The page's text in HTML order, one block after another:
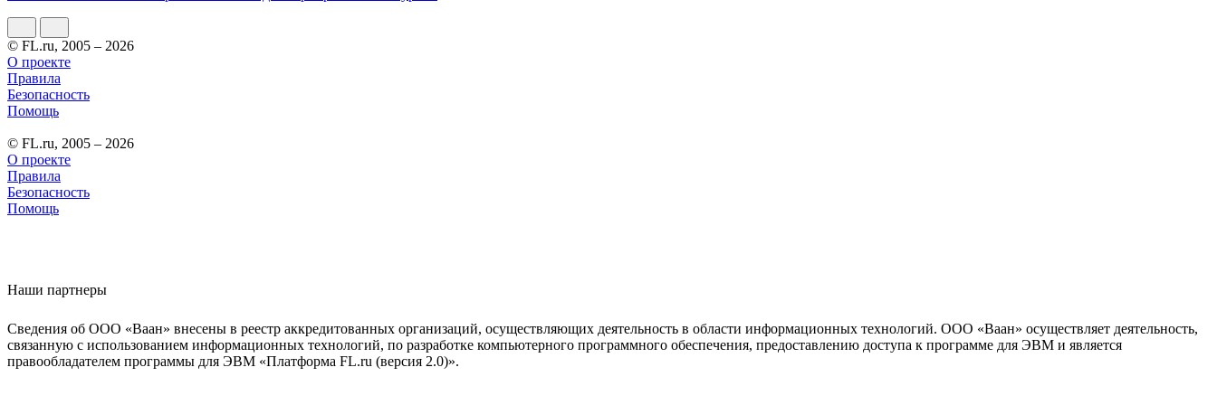
© FL.ru, 2005 – 2026
О проекте
Правила
Безопасность
Помощь
© FL.ru, 2005 – 2026
О проекте
Правила
Безопасность
Помощь
Наши партнеры
Сведения об ООО «Ваан» внесены в реестр аккредитованных организаций, осуществляющих деятельность в области информационных технологий. ООО «Ваан» осуществляет деятельность,
связанную с использованием информационных технологий, по разработке компьютерного программного обеспечения, предоставлению доступа к программе для ЭВМ и является
правообладателем программы для ЭВМ «Платформа FL.ru (версия 2.0)».